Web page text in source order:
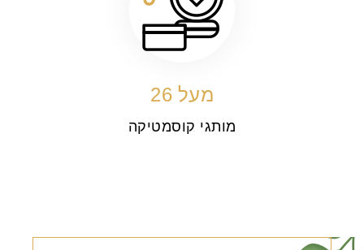
מעל 29
מותגי קוסמטיקה